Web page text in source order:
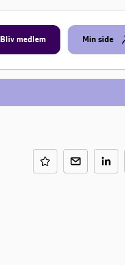
Bliv medlem Min side